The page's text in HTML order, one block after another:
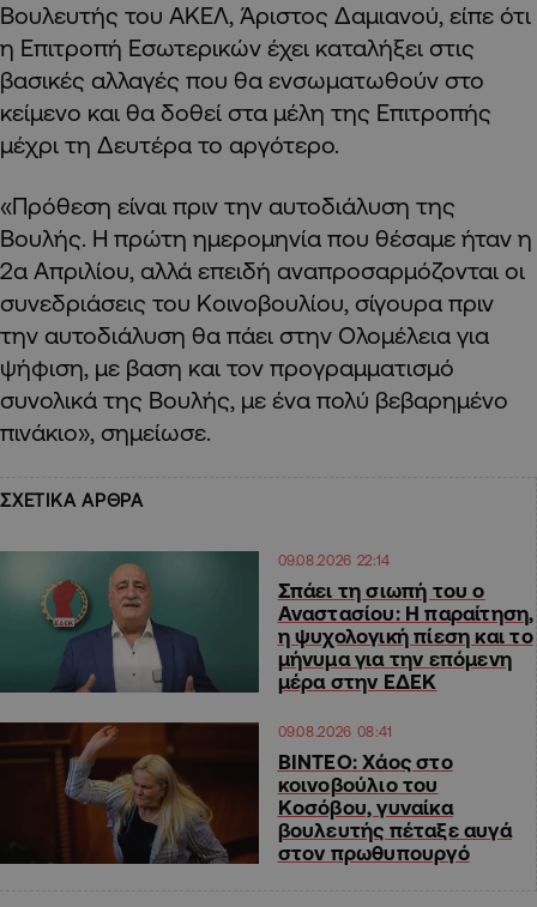
Βουλευτής του ΑΚΕΛ, Άριστος Δαμιανού, είπε ότι
η Επιτροπή Εσωτερικών έχει καταλήξει στις
βασικές αλλαγές που θα ενσωματωθούν στο
κείμενο και θα δοθεί στα μέλη της Επιτροπής
μέχρι τη Δευτέρα το αργότερο.
«Πρόθεση είναι πριν την αυτοδιάλυση της
Βουλής. Η πρώτη ημερομηνία που θέσαμε ήταν η
2α Απριλίου, αλλά επειδή αναπροσαρμόζονται οι
συνεδριάσεις του Κοινοβουλίου, σίγουρα πριν
την αυτοδιάλυση θα πάει στην Ολομέλεια για
ψήφιση, με βαση και τον προγραμματισμό
συνολικά της Βουλής, με ένα πολύ βεβαρημένο
πινάκιο», σημείωσε.
ΣΧΕΤΙΚΑ ΑΡΘΡΑ
09.08.2026 22:14
Σπάει τη σιωπή του ο
Αναστασίου: Η παραίτηση,
η ψυχολογική πίεση και το
μήνυμα για την επόμενη
μέρα στην ΕΔΕΚ
09.08.2026 08:41
ΒΙΝΤΕΟ: Χάος στο
κοινοβούλιο του
Κοσόβου, γυναίκα
βουλευτής πέταξε αυγά
στον πρωθυπουργό